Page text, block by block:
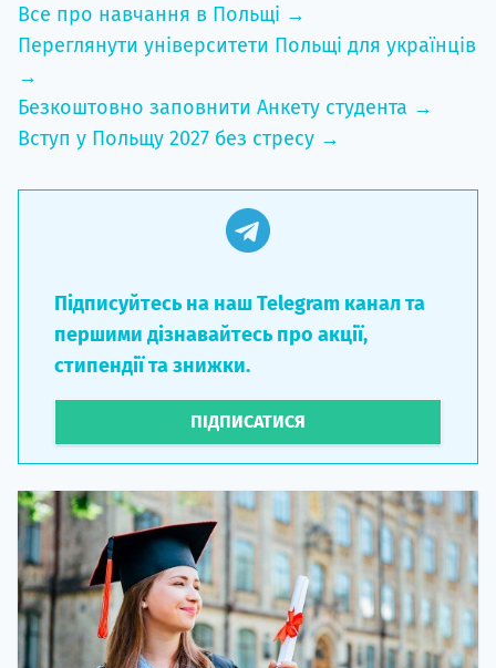
Все про навчання в Польщі →
Переглянути університети Польщі для українців
→
Безкоштовно заповнити Анкету студента →
Вступ у Польщу 2027 без стресу →
Підписуйтесь на наш Telegram канал та
першими дізнавайтесь про акції,
стипендії та знижки.
ПІДПИСАТИСЯ